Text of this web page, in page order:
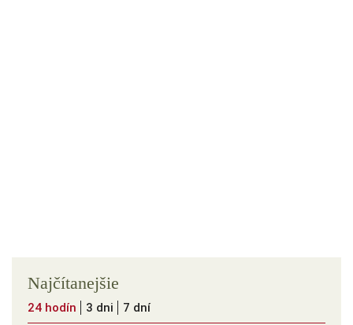
Najčítanejšie
24 hodín 3 dni 7 dní